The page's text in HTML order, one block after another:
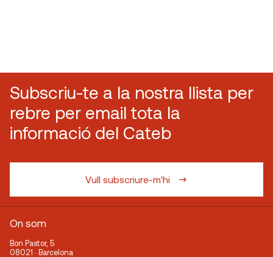
Subscriu-te a la nostra llista per
rebre per email tota la
informació del Cateb
Vull subscriure-m'hi
On som
Bon Pastor, 5
08021 · Barcelona